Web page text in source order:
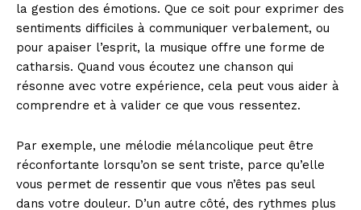
la gestion des émotions. Que ce soit pour exprimer des
sentiments difficiles à communiquer verbalement, ou
pour apaiser l’esprit, la musique offre une forme de
catharsis. Quand vous écoutez une chanson qui
résonne avec votre expérience, cela peut vous aider à
comprendre et à valider ce que vous ressentez.
Par exemple, une mélodie mélancolique peut être
réconfortante lorsqu’on se sent triste, parce qu’elle
vous permet de ressentir que vous n’êtes pas seul
dans votre douleur. D’un autre côté, des rythmes plus